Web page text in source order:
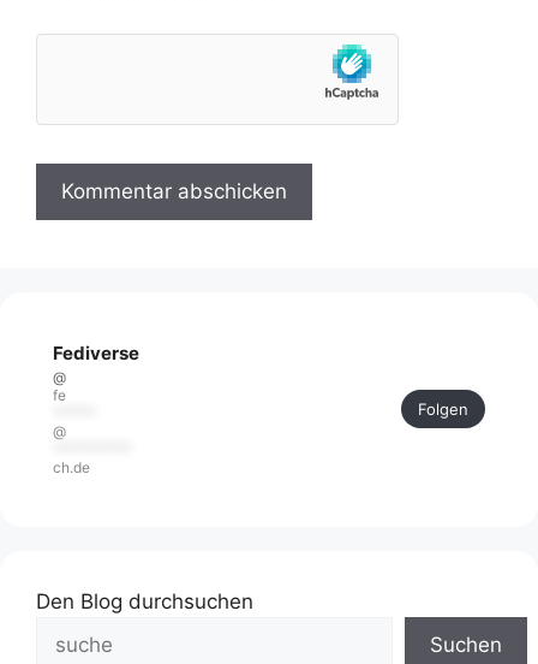
Fediverse
@
fe
@
ch.de
Folgen
Den Blog durchsuchen
Suchen